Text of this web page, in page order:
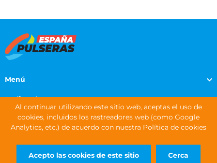
Menú
Pedir pulseras
Información de contacto
DERECHOS DE AUTOR © 2026 WRISTBANDS EUROPE LTD
Al continuar utilizando este sitio web, aceptas el uso de
cookies, incluidos los rastreadores web (como Google
Analytics, etc.) de acuerdo con nuestra Política de cookies
Acepto las cookies de este sitio Cerca